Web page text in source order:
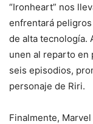
“Ironheart” nos
enfrentará
de alta tecnología.
unen al reparto en
seis episodios,
personaje de Riri.
Finalmente,